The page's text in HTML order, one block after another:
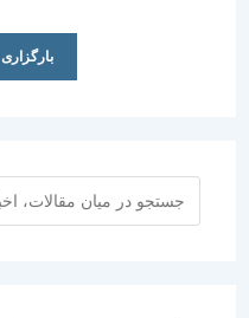
بارگزاری